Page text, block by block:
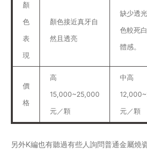
顏
色
表
現
顏色接近真牙自
然且透亮
缺少透
色較死
體感。
價
格
高
15,000~25,000
元／顆
中高
元／顆
另外K編也有聽過有些人詢問普通金屬燒